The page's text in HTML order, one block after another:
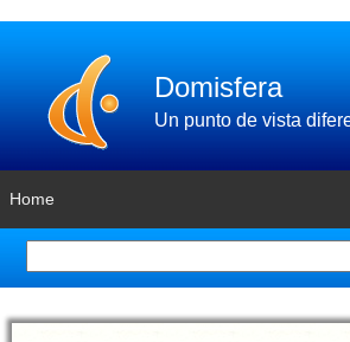
Domisfera
Un punto de vista
Home